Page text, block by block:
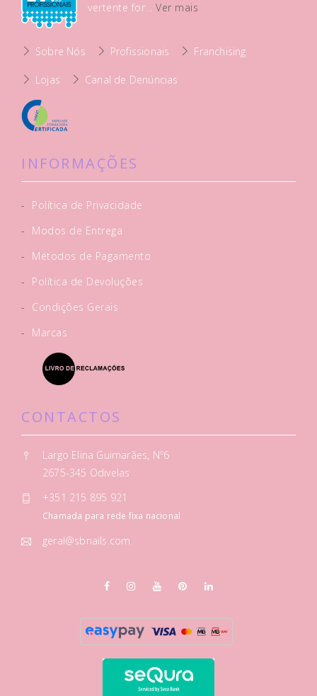
vertente for...Ver mais
Sobre Nós Profissionais Franchising
Lojas Canal de Denúncias
INFORMAÇÕES
-
Política de Privacidade
-
Modos de Entrega
-
Métodos de Pagamento
-
Política de Devoluções
-
Condições Gerais
-
Marcas
CONTACTOS
Largo Elina Guimarães, Nº6
2675-345 Odivelas
+351 215 895 921
Chamada para rede fixa nacional
geral@sbnails.com